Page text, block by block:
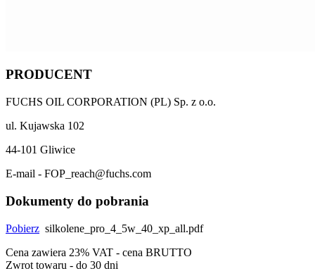
PRODUCENT
FUCHS OIL CORPORATION (PL) Sp. z o.o.
ul. Kujawska 102
44-101 Gliwice
E-mail - FOP_reach@fuchs.com
Dokumenty do pobrania
Pobierz silkolene_pro_4_5w_40_xp_all.pdf
Cena zawiera 23% VAT - cena BRUTTO
Zwrot towaru - do 30 dni